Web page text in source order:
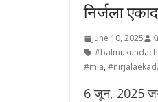
निर्जला
June 10, 2025
#mla,
6 जून, 2025